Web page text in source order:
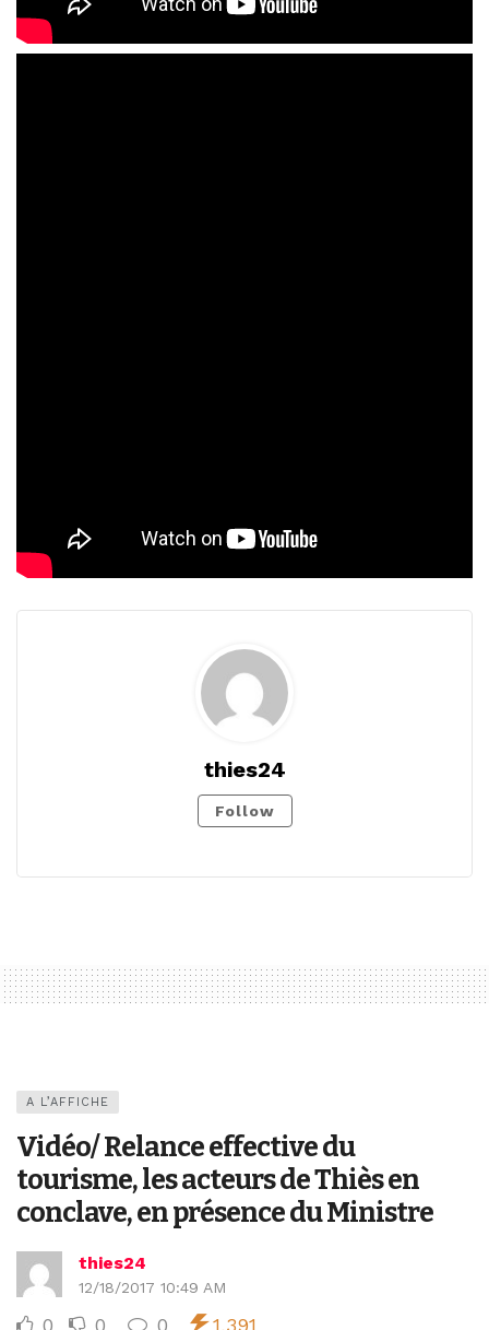
thies24
Follow
A L’AFFICHE
Vidéo/ Relance effective du
tourisme, les acteurs de Thiès en
conclave, en présence du Ministre
thies24
12/18/2017 10:49 AM
0 0 0 1,391